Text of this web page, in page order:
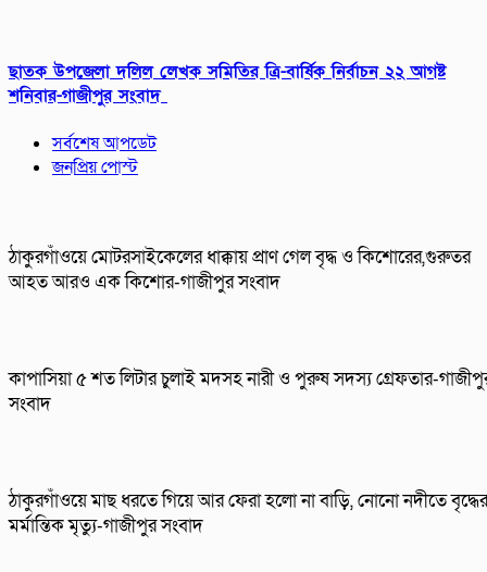
ছাতক উপজেলা দলিল লেখক সমিতির ত্রি-বার্ষিক নির্বাচন ২২ আগষ্ট
শনিবার-গাজীপুর সংবাদ
সর্বশেষ আপডেট
জনপ্রিয় পোস্ট
ঠাকুরগাঁওয়ে মোটরসাইকেলের ধাক্কায় প্রাণ গেল বৃদ্ধ ও কিশোরের,গুরুতর
আহত আরও এক কিশোর-গাজীপুর সংবাদ
কাপাসিয়া ৫ শত লিটার চুলাই মদসহ নারী ও পুরুষ সদস্য গ্রেফতার-
সংবাদ
ঠাকুরগাঁওয়ে মাছ ধরতে গিয়ে আর ফেরা হলো না বাড়ি, নোনো নদীতে বৃদ্ধের
মর্মান্তিক মৃত্যু-গাজীপুর সংবাদ